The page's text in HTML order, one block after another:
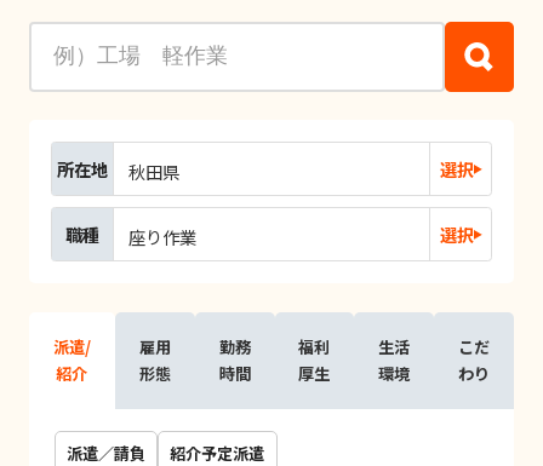
所在地 秋田県 選択
職種 座り作業 選択
派遣/
紹介
雇用
形態
勤務
時間
福利
厚生
生活
環境
こだ
わり
派遣／請負 紹介予定派遣